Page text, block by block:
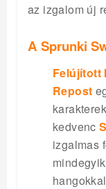
az izgalom új
A Sprunki
Felújított
Repost
kedvenc
izgalmas